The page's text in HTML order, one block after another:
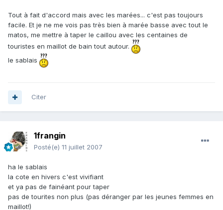
Tout à fait d'accord mais avec les marées... c'est pas toujours
facile. Et je ne me vois pas très bien à marée basse avec tout le
matos, me mettre à taper le caillou avec les centaines de
touristes en maillot de bain tout autour.
le sablais
Citer
1frangin
Posté(e) 11 juillet 2007
ha le sablais
la cote en hivers c'est vivifiant
et ya pas de fainéant pour taper
pas de tourites non plus (pas déranger par les jeunes femmes en
maillot!)